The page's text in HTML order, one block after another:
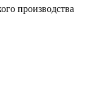
производства